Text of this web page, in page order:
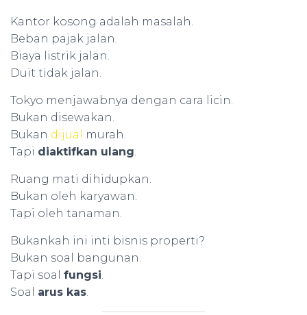
Kantor kosong adalah masalah.
Beban pajak jalan.
Biaya listrik jalan.
Duit tidak jalan.
Tokyo menjawabnya dengan cara licin.
Bukan disewakan.
Bukan dijual
murah.
Tapi diaktifkan ulang.
Ruang mati dihidupkan.
Bukan oleh karyawan.
Tapi oleh tanaman.
Bukankah ini inti bisnis properti?
Bukan soal bangunan.
Tapi soal fungsi.
Soal arus kas.